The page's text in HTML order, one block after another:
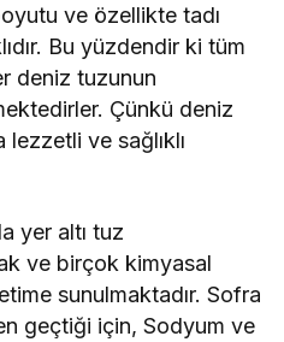
ve özellikte tadı
Bu yüzdendir ki tüm
deniz tuzunun
Çünkü deniz
ve sağlıklı
yer altı tuz
ve birçok kimyasal
sunulmaktadır. Sofra
geçtiği için, Sodyum ve